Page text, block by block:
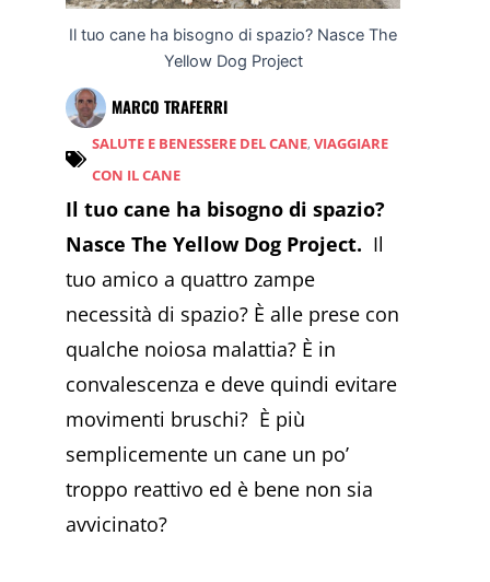
Il tuo cane ha bisogno di spazio? Nasce The
Yellow Dog Project
MARCO TRAFERRI
SALUTE E BENESSERE DEL CANE, VIAGGIARE
CON IL CANE
Il tuo cane ha bisogno di spazio?
Nasce The Yellow Dog Project. Il
tuo amico a quattro zampe
necessità di spazio? È alle prese con
qualche noiosa malattia? È in
convalescenza e deve quindi evitare
movimenti bruschi? È più
semplicemente un cane un po’
troppo reattivo ed è bene non sia
avvicinato?